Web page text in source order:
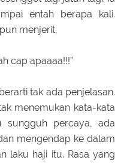
entah berapa kali.
menjerit,
cap apaaaa!!!”
tak ada penjelasan.
menemukan kata-kata
sungguh percaya, ada
mengendap ke dalam
laku haji itu. Rasa yang